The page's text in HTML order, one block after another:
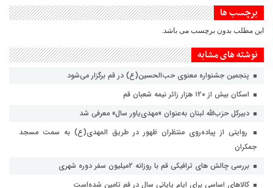
برچسب ها
این مطلب بدون برچسب می باشد.
نوشته های مشابه
پنجمین جشنواره معنوی حب‌الحسین(ع) در قم برگزار می‌شود
اسکان بیش از ۱۲۰ هزار زائر نیمه شعبان قم
دبیرکل حزب‌الله لبنان به‌عنوان «مهدی‌یاور سال» معرفی شد
روایتی از پیاده‌روی منتظران ظهور در طریق المهدی(ع) به سمت مسجد
جمکران
بررسی چالش های ترافیکی قم با روزانه ۲میلیون سفر دوره شهری
کالاهای اساسی برای ایام پایانی سال در قم تامین شده‌است